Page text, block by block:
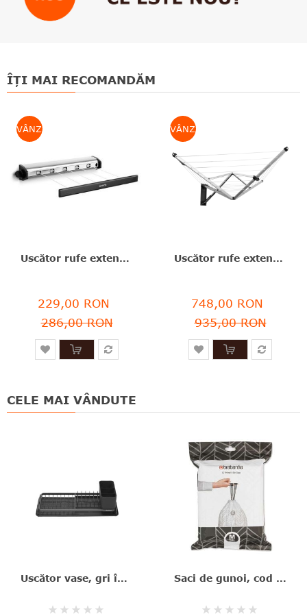
ÎȚI MAI RECOMANDĂM
VÂNZARE
Uscător rufe extensibil, inox mat, argintiu, 22 m capacitate de uscare, Brabantia - 8710755385766
229,00 RON
286,00 RON
VÂNZARE
Uscător rufe extensibil cu 4 braţe+husă protecţie, inox/aluminiu, gri, 24 m capacitate de uscare, WallFix, Brabantia - 8710755375842
748,00 RON
935,00 RON
CELE MAI VÂNDUTE
Uscător vase, gri închis, aluminiu+plastic, 46.3x20x12.6 cm, Brabantia - 8710755117268
Rating:
Saci de gunoi, cod M, 40 bucăţi, 60 l, Brabantia - 8710755138829
Rating: